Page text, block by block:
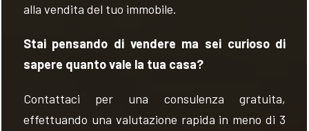
alla vendita del tuo immobile.
Stai pensando di vendere ma sei curioso di
sapere quanto vale la tua casa?
Contattaci per una consulenza gratuita,
effettuando una valutazione rapida in meno di 3